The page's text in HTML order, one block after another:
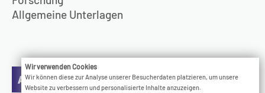
Allgemeine Unterlagen
Aktuelles
Wir verwenden Cookies
Wir können diese zur Analyse unserer Besucherdaten platzieren, um unsere
Website zu verbessern und personalisierte Inhalte anzuzeigen.